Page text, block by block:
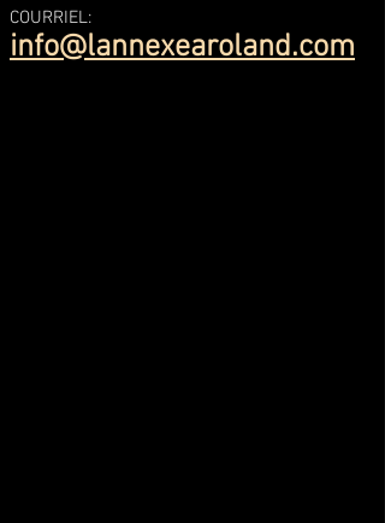
COURRIEL:
info@lannexearoland.com